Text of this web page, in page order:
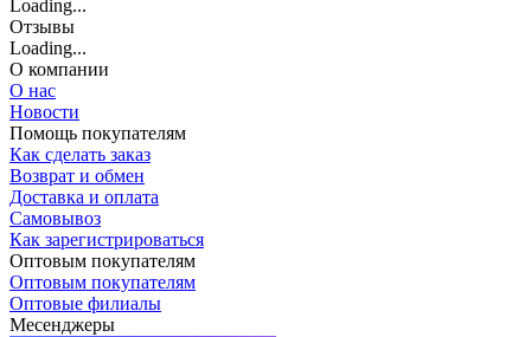
Loading...
Отзывы
Loading...
О компании
О нас
Новости
Помощь покупателям
Как сделать заказ
Возврат и обмен
Доставка и оплата
Самовывоз
Как зарегистрироваться
Оптовым покупателям
Оптовым покупателям
Оптовые филиалы
Месенджеры